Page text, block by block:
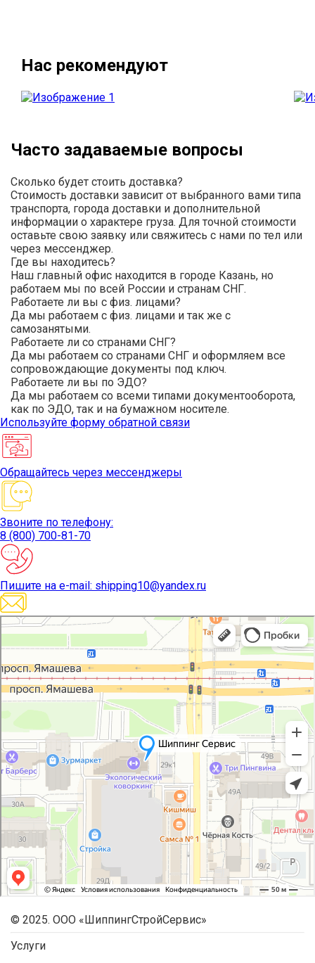
Нас рекомендуют
Часто задаваемые вопросы
Сколько будет стоить доставка?
Стоимость доставки зависит от выбранного вами типа
транспорта, города доставки и дополнительной
информации о характере груза. Для точной стоимости
оставьте свою заявку или свяжитесь с нами по тел или
через мессенджер.
Где вы находитесь?
Наш главный офис находится в городе Казань, но
работаем мы по всей России и странам СНГ.
Работаете ли вы с физ. лицами?
Да мы работаем с физ. лицами и так же с
самозанятыми.
Работаете ли со странами СНГ?
Да мы работаем со странами СНГ и оформляем все
сопровождающие документы под ключ.
Работаете ли вы по ЭДО?
Да мы работаем со всеми типами документооборота,
как по ЭДО, так и на бумажном носителе.
Используйте форму обратной связи
Обращайтесь через мессенджеры
Звоните по телефону:
8 (800) 700-81-70
Пишите на e-mail: shipping10@yandex.ru
© 2025. ООО «ШиппингСтройСервис»
Услуги